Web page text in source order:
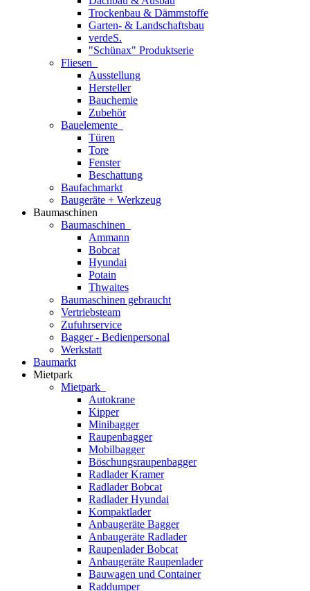
Trockenbau & Dämmstoffe
Garten- & Landschaftsbau
verdeS.
"Schünax" Produktserie
Fliesen
Ausstellung
Hersteller
Bauchemie
Zubehör
Bauelemente
Türen
Tore
Fenster
Beschattung
Baufachmarkt
Baugeräte + Werkzeug
Baumaschinen
Baumaschinen
Ammann
Bobcat
Hyundai
Potain
Thwaites
Baumaschinen gebraucht
Vertriebsteam
Zufuhrservice
Bagger - Bedienpersonal
Werkstatt
Baumarkt
Mietpark
Mietpark
Autokrane
Kipper
Minibagger
Raupenbagger
Mobilbagger
Böschungsraupenbagger
Radlader Kramer
Radlader Bobcat
Radlader Hyundai
Kompaktlader
Anbaugeräte Bagger
Anbaugeräte Radlader
Raupenlader Bobcat
Anbaugeräte Raupenlader
Bauwagen und Container
Raddumper